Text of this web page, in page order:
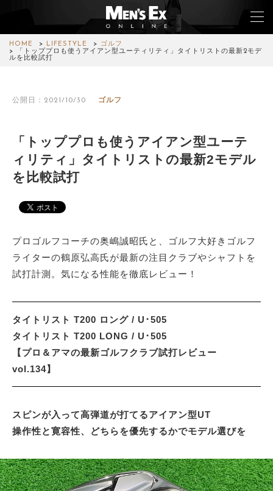
HOME LIFESTYLE
ゴルフ
「トッププロも使うアイアン型ユーティリティ」タイトリストの最新2モデ
ルを比較試打
公開日：2021/10/30 ゴルフ
「トッププロも使うアイアン型ユーテ
ィリティ」タイトリストの最新2モデル
を比較試打
プロゴルフコーチの奥嶋誠昭氏と、ゴルフ大好きゴルフ
ライターの鶴原弘高氏が最新の注目クラブやシャフトを
試打計測。気になる性能を徹底レビュー！
タイトリスト T200 ロング / U･505
タイトリスト T200 LONG / U･505
【プロ＆アマの最新ゴルフクラブ試打レビュー
vol.134】
スピンが入って高弾道が打てるアイアン型UT
操作性と寛容性、どちらを優先するかでモデル選びを
FASHION
WATCH
CAR&BIKE
COLUMN
MAGAZINE
ABOUT SITE